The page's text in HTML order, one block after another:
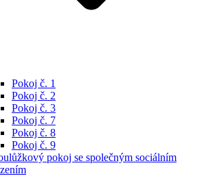
Pokoj č. 1
Pokoj č. 2
Pokoj č. 3
Pokoj č. 7
Pokoj č. 8
Pokoj č. 9
pokoj se společným sociálním